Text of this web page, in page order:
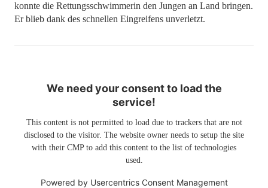
konnte die Rettungsschwimmerin den Jungen an Land bringen.
Er blieb dank des schnellen Eingreifens unverletzt.
We need your consent to load the
service!
This content is not permitted to load due to trackers that are not
disclosed to the visitor. The website owner needs to setup the site
with their CMP to add this content to the list of technologies
used.
Powered by Usercentrics Consent Management